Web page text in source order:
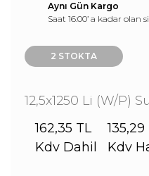
Aynı Gün Kargo
Saat 16:00’ a kadar olan
2 STOKTA
12,5x1250 Li (W/P)
162,35 TL
Kdv Dahil
135,29
Kdv